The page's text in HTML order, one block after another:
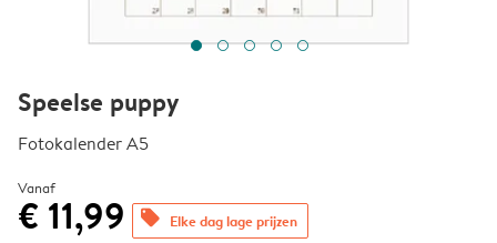
Speelse puppy
Fotokalender A5
Vanaf
€ 11,99 offers Elke dag lage prijzen